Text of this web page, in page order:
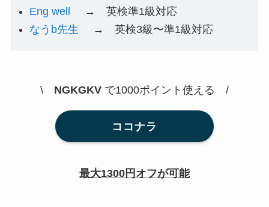
Eng well
→ 英検準1級対応
なうb先生
→ 英検3級〜準1級対応
\ NGKGKV で1000ポイント使える /
ココナラ
最大1300円オフが可能